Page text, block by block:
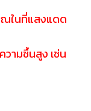
ณในที่แสงแดด
วามชื้นสูง เช่น